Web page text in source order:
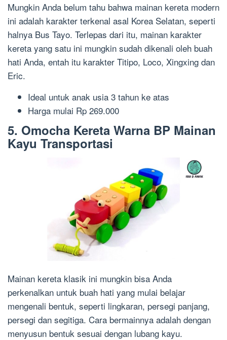
Mungkin Anda belum tahu bahwa mainan kereta modern
ini adalah karakter terkenal asal Korea Selatan, seperti
halnya Bus Tayo. Terlepas dari itu, mainan karakter
kereta yang satu ini mungkin sudah dikenali oleh buah
hati Anda, entah itu karakter Titipo, Loco, Xingxing dan
Eric.
Ideal untuk anak usia 3 tahun ke atas
Harga mulai Rp 269.000
5. Omocha Kereta Warna BP Mainan
Kayu Transportasi
Mainan kereta klasik ini mungkin bisa Anda
perkenalkan untuk buah hati yang mulai belajar
mengenali bentuk, seperti lingkaran, persegi panjang,
persegi dan segitiga. Cara bermainnya adalah dengan
menyusun bentuk sesuai dengan lubang kayu.